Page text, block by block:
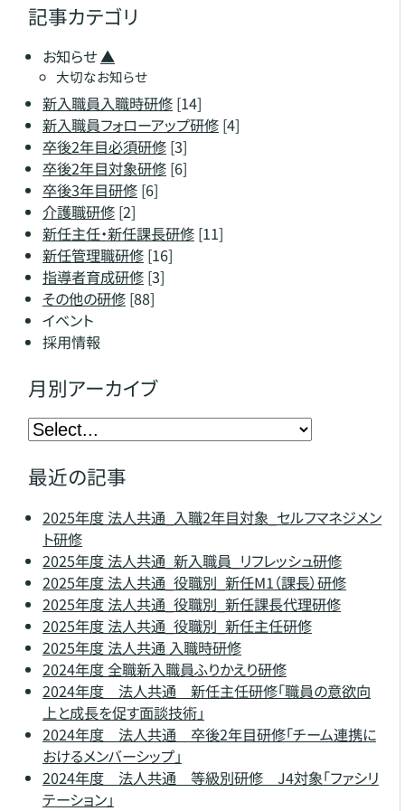
記事カテゴリ
お知らせ▲
大切なお知らせ
新入職員入職時研修[14]
新入職員フォローアップ研修[4]
卒後2年目必須研修[3]
卒後2年目対象研修[6]
卒後3年目研修[6]
介護職研修[2]
新任主任・新任課長研修[11]
新任管理職研修[16]
指導者育成研修[3]
その他の研修[88]
イベント
採用情報
月別アーカイブ
最近の記事
2025年度 法人共通_入職2年目対象_セルフマネジメン
ト研修
2025年度 法人共通_新入職員_リフレッシュ研修
2025年度 法人共通_役職別_新任M1（課長）研修
2025年度 法人共通_役職別_新任課長代理研修
2025年度 法人共通_役職別_新任主任研修
2025年度 法人共通 入職時研修
2024年度 全職新入職員ふりかえり研修
2024年度 法人共通 新任主任研修「職員の意欲向
上と成長を促す面談技術」
2024年度 法人共通 卒後2年目研修「チーム連携に
おけるメンバーシップ」
2024年度 法人共通 等級別研修 J4対象「ファシリ
テーション」